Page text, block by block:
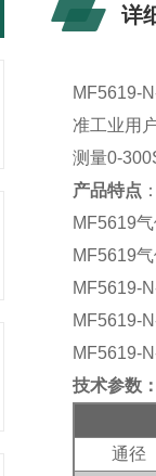
详
MF5619-
准工业用
测量0-
产品特点
MF5619
MF5619
MF5619-
MF5619-
MF5619-
技术参数
通径